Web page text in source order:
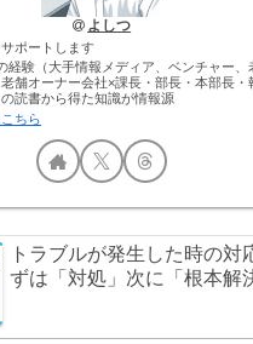
よしつ
ポートします
経験（大手情報メディア、ベンチャー、
舗オーナー会社×課長・部長・本部長・
読書から得た知識が情報源
ちら
トラブルが発生した時の
ずは「対処」次に「根本解